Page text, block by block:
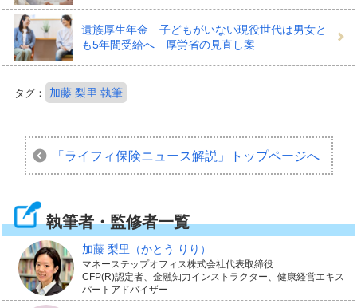
遺族厚生年金 子どもがいない現役世代は男女と
も5年間受給へ 厚労省の見直し案
タグ： 加藤 梨里 執筆
「ライフィ保険ニュース解説」 トップページへ
執筆者・監修者一覧
加藤 梨里 （かとう りり）
マネーステップオフィス株式会社代表取締役
CFP(R)認定者、金融知力インストラクター、健康経営エキス
パートアドバイザー